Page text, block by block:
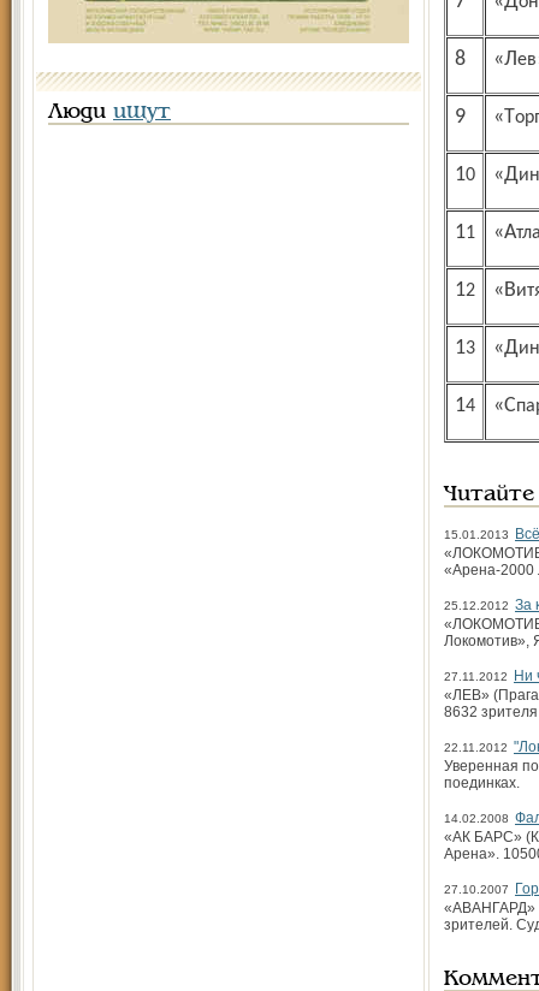
Люди ищут
8
9
10
11
12
13
14
15.01.2013
«Арена-2000
25.12.2012 За
Локомотив»,
27.11.2012
Ни
«ЛЕВ»
8632
22.11.2012
Уверенная
поединках.
14.02.2008
«АК БАРС»
Арена».
27.10.2007
«АВАНГАРД»
зрителей.